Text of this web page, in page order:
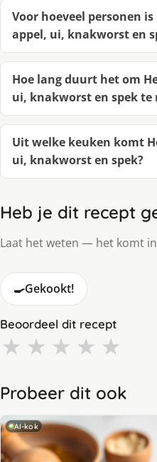
Voor hoeveel personen
appel, ui, knakworst en
Hoe lang duurt het om
ui, knakworst en spek te
Uit welke keuken komt
ui, knakworst en spek?
Heb je dit recept
Laat het weten — het komt
🍳Gekookt!
Beoordeel dit recept
★ ★ ★ ★ ★
Probeer dit ook
AI-kok